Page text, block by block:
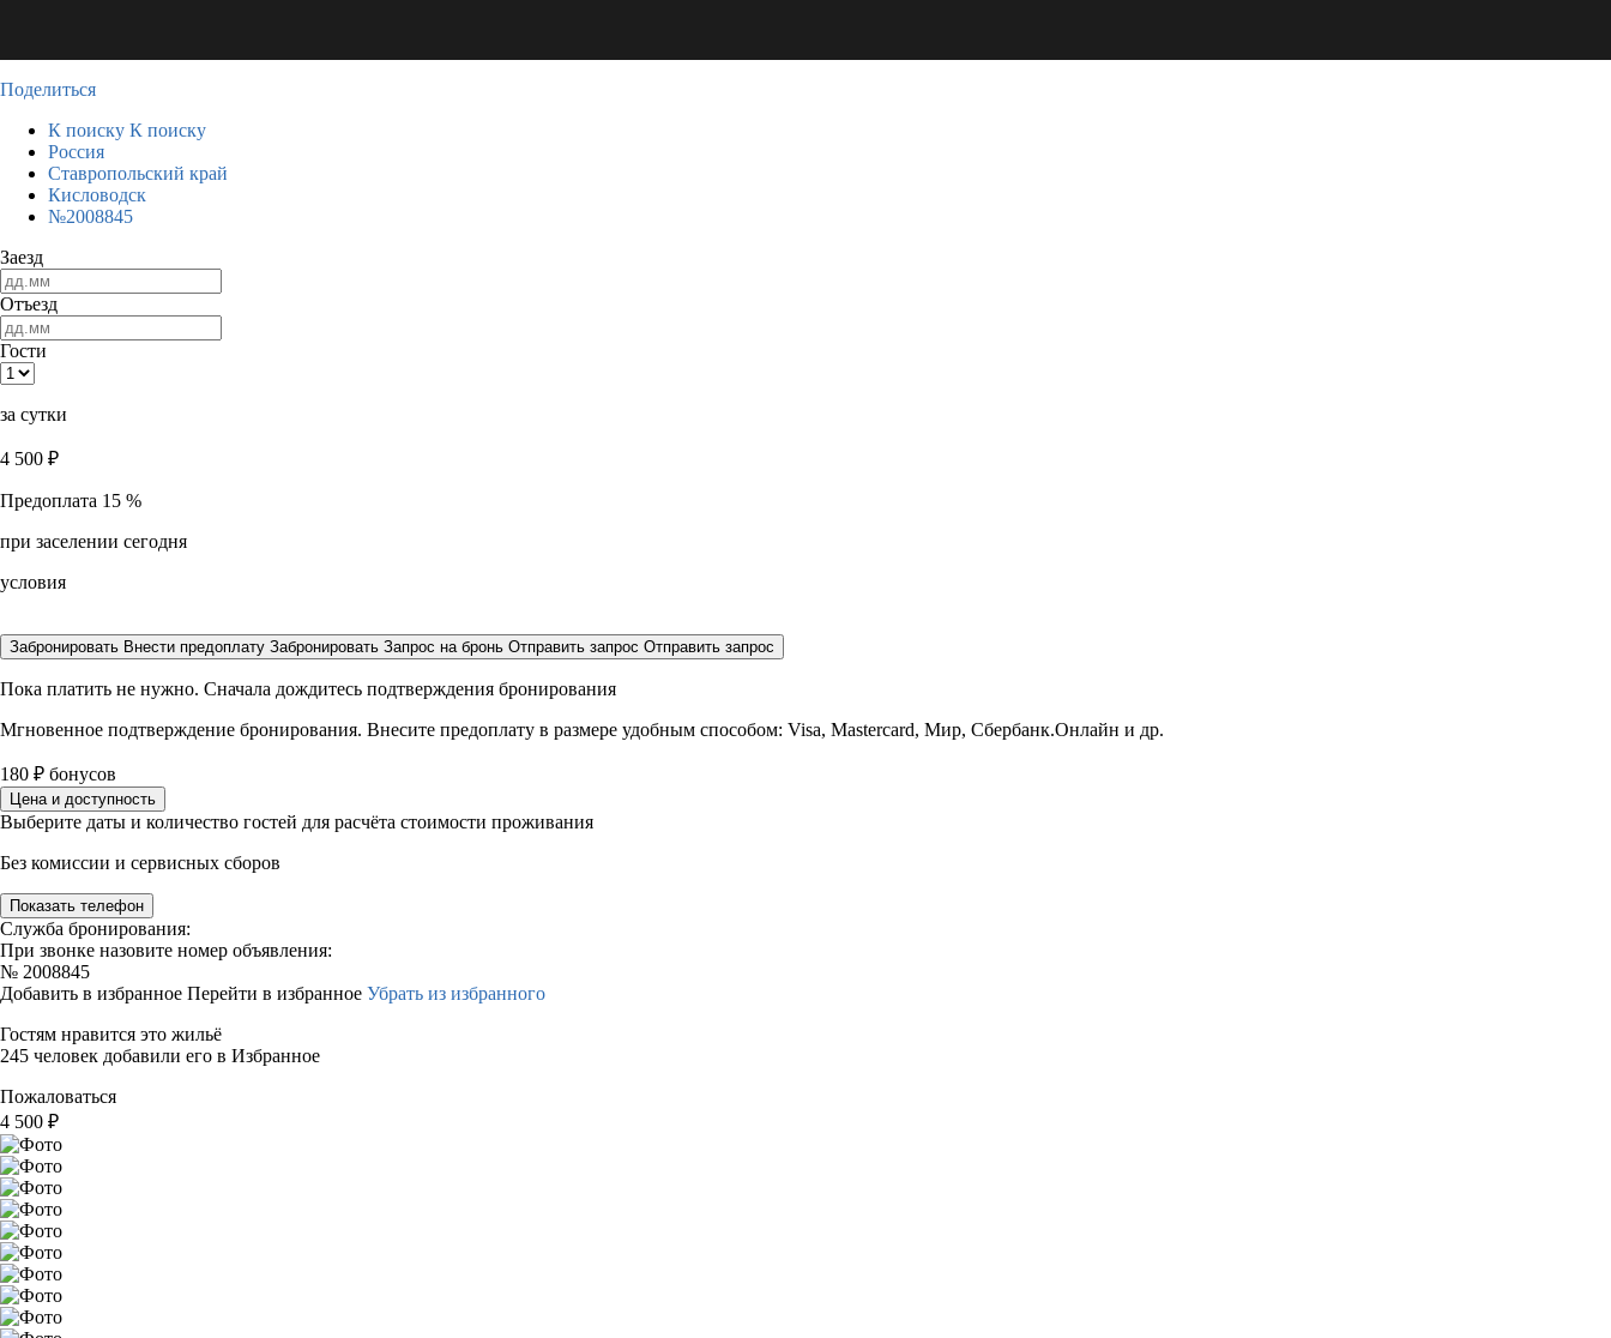
Поделиться
К поиску К поиску
Россия
Ставропольский край
Кисловодск
№2008845
Заезд
Отъезд
Гости
за сутки
4 500 ₽
Предоплата 15 %
при заселении сегодня
условия
Забронировать Внести предоплату Забронировать Запрос на бронь Отправить запрос Отправить запрос
Пока платить не нужно. Сначала дождитесь подтверждения бронирования
Мгновенное подтверждение бронирования. Внесите предоплату в размере удобным способом: Visa, Mastercard, Мир, Сбербанк.Онлайн и др.
180 ₽ бонусов
Цена и доступность
Выберите даты и количество гостей для расчёта стоимости проживания
Без комиссии и сервисных сборов
Показать телефон
Служба бронирования:
При звонке назовите номер объявления:
№ 2008845
Добавить в избранное Перейти в избранное Убрать из избранного
Гостям нравится это жильё
245 человек добавили его в Избранное
Пожаловаться
4 500 ₽